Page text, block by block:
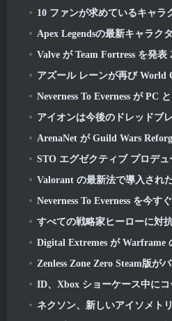
10 ファンが求めているキャラクター 2026 最も多くのマ
Apex Legendsの最新キャラクターはち
Valve が Team Fortress を発表 2 ユーバーフ
アズール レーンが再び World
Neverness To Everness が PC とコ
アイオンは今後のドレッドブレードアップデート
ArenaNet が Guild Wars Reforged
STO エグゼクティブ プロデューサーのトーマス マローネとネバーウィンター クリエイティブ
Valorant の最新法で導入された新しいス
Neverness To Everness を今すぐ
すべての戦略家ヒーローに対
Digital Extremes が Warframe の最新の
Zenless Zone Zero Steam版がバージ
ID、Xbox ショーケース中にコージー パーティー プラットフォ
ネクソン、新しいアイソメトリック ダーク ファ